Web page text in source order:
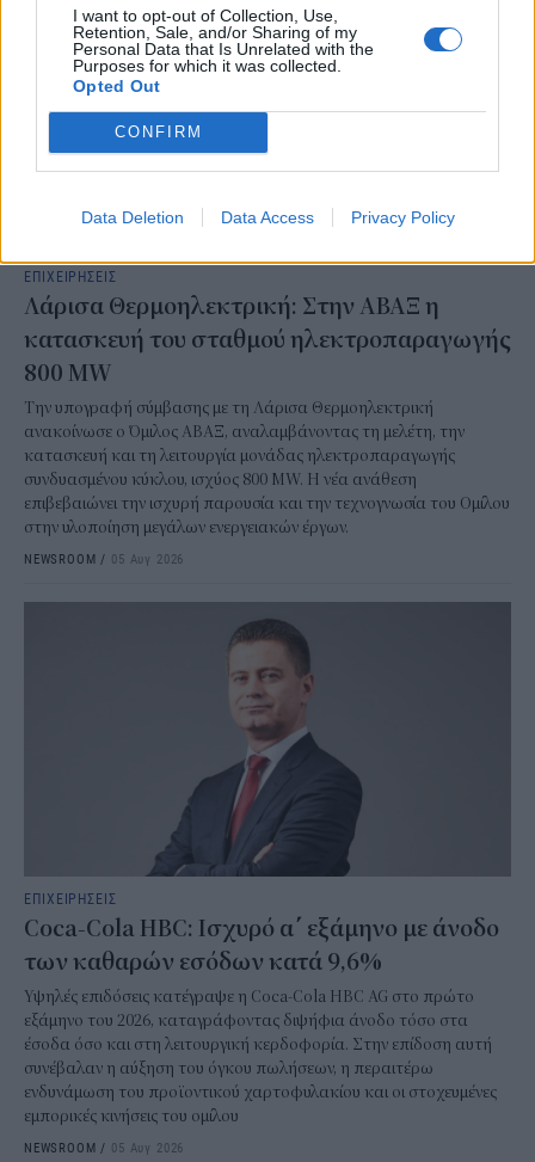
I want to opt-out of Collection, Use,
Retention, Sale, and/or Sharing of my
Personal Data that Is Unrelated with the
Purposes for which it was collected.
Opted Out
CONFIRM
Data Deletion Data Access Privacy Policy
ΕΠΙΧΕΙΡΗΣΕΙΣ
Λάρισα Θερμοηλεκτρική: Στην ΑΒΑΞ η
κατασκευή του σταθμού ηλεκτροπαραγωγής
800 MW
Την υπογραφή σύμβασης με τη Λάρισα Θερμοηλεκτρική
ανακοίνωσε ο Όμιλος ΑΒΑΞ, αναλαμβάνοντας τη μελέτη, την
κατασκευή και τη λειτουργία μονάδας ηλεκτροπαραγωγής
συνδυασμένου κύκλου, ισχύος 800 MW. Η νέα ανάθεση
επιβεβαιώνει την ισχυρή παρουσία και την τεχνογνωσία του Ομίλου
στην υλοποίηση μεγάλων ενεργειακών έργων.
NEWSROOM / 05 Αυγ 2026
ΕΠΙΧΕΙΡΗΣΕΙΣ
Coca-Cola HBC: Ισχυρό α΄ εξάμηνο με άνοδο
των καθαρών εσόδων κατά 9,6%
Υψηλές επιδόσεις κατέγραψε η Coca-Cola HBC AG στο πρώτο
εξάμηνο του 2026, καταγράφοντας διψήφια άνοδο τόσο στα
έσοδα όσο και στη λειτουργική κερδοφορία. Στην επίδοση αυτή
συνέβαλαν η αύξηση του όγκου πωλήσεων, η περαιτέρω
ενδυνάμωση του προϊοντικού χαρτοφυλακίου και οι στοχευμένες
εμπορικές κινήσεις του ομίλου
NEWSROOM / 05 Αυγ 2026